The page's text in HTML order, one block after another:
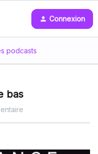
Connexion
podcasts
bas